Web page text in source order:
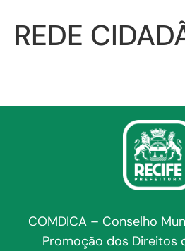
REDE
COMDICA – Conselho
Promoção dos Direitos